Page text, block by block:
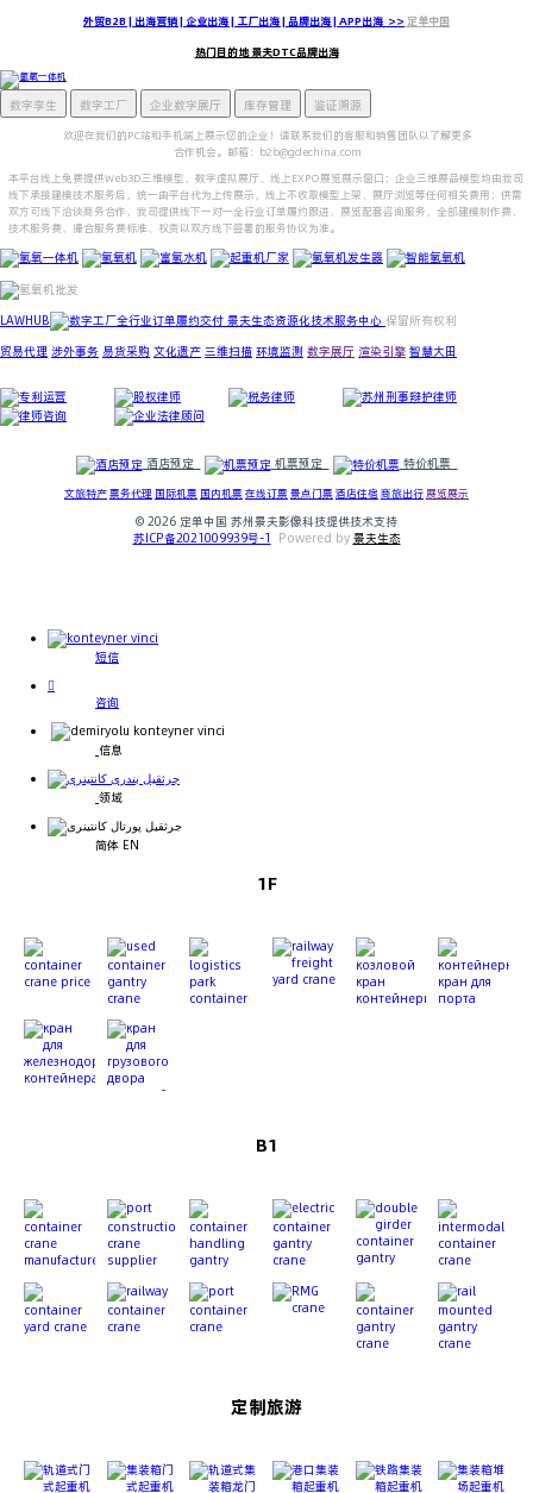
外贸B2B | 出海营销 | 企业出海 | 工厂出海 | 品牌出海 | APP出海 >> 定单中国
热门目的地 景夫DTC品牌出海
数字孪生 数字工厂 企业数字展厅 库存管理 鉴证溯源
欢迎在我们的PC站和手机端上展示您的企业！请联系我们的客服和销售团队以了解更多
合作机会。邮箱：b2b@gdechina.com
本平台线上免费提供Web3D三维模型、数字虚拟展厅、线上EXPO展览展示窗口；企业三维展品模型均由我司
线下承接建模技术服务后，统一由平台代为上传展示，线上不收取模型上架、展厅浏览等任何相关费用；供需
双方可线下洽谈商务合作，我司提供线下一对一全行业订单履约跟进、展览配套咨询服务，全部建模制作费、
技术服务费、撮合服务费标准、权责以双方线下签署的服务协议为准。
LAWHUB 全行业订单履约交付 景夫生态资源化技术服务中心 保留所有权利
贸易代理 涉外事务 易货采购 文化遗产 三维扫描 环境监测 数字展厅 渲染引擎 智慧大田
酒店预定 机票预定 特价机票
文旅特产票务代理 国际机票 国内机票 在线订票 景点门票 酒店住宿商旅出行展览展示
© 2026 定单中国 苏州景夫影像科技提供技术支持
苏ICP备2021009939号-1
Powered by 景夫生态
短信

咨询
信息
领域
简体 EN
1F
B1
定制旅游